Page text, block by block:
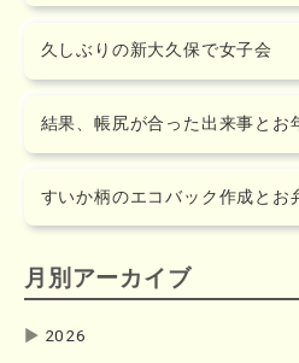
久しぶりの新大久保で女子会
結果、帳尻が合った出来事とお
すいか柄のエコバック作成とお
月別アーカイブ
▶ 2026